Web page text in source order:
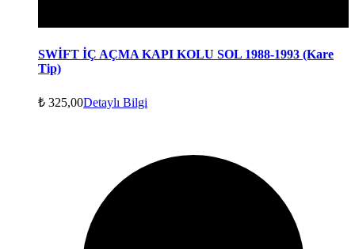
SWİFT İÇ AÇMA KAPI KOLU SOL 1988-1993 (Kare
Tip)
₺ 325,00Detaylı Bilgi